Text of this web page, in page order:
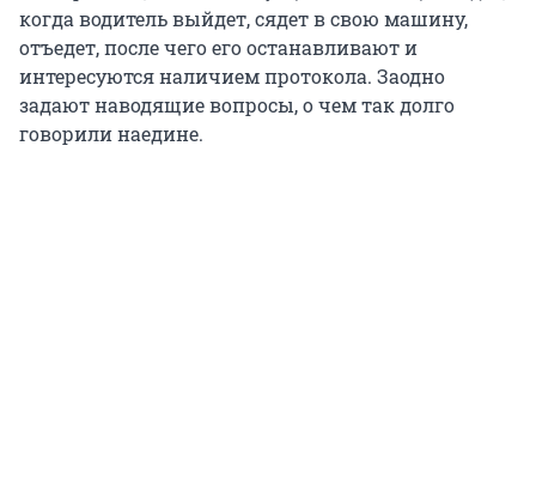
когда водитель выйдет, сядет в свою машину,
отъедет, после чего его останавливают и
интересуются наличием протокола. Заодно
задают наводящие вопросы, о чем так долго
говорили наедине.